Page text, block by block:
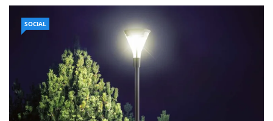
SOCIAL